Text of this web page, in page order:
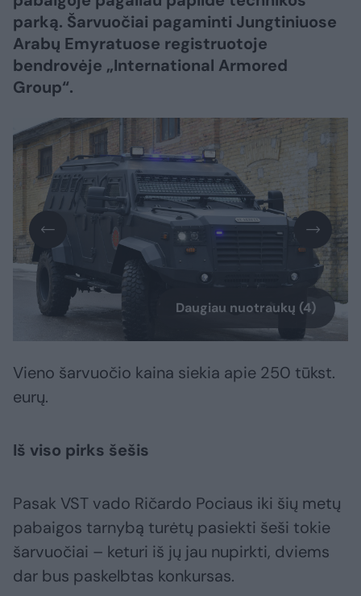
parką. Šarvuočiai pagaminti Jungtiniuose
Arabų Emyratuose registruotoje
bendrovėje „International Armored
Group“.
Daugiau nuotraukų (4)
Vieno šarvuočio kaina siekia apie 250 tūkst.
eurų.
Iš viso pirks šešis
Pasak VST vado Ričardo Pociaus iki šių metų
pabaigos tarnybą turėtų pasiekti šeši tokie
šarvuočiai – keturi iš jų jau nupirkti, dviems
dar bus paskelbtas konkursas.